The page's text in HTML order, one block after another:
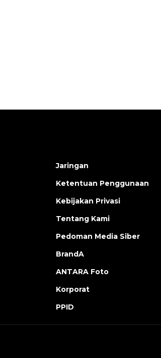
Jaringan
Ketentuan Penggunaan
Kebijakan Privasi
Tentang Kami
Pedoman Media Siber
BrandA
ANTARA Foto
Korporat
PPID